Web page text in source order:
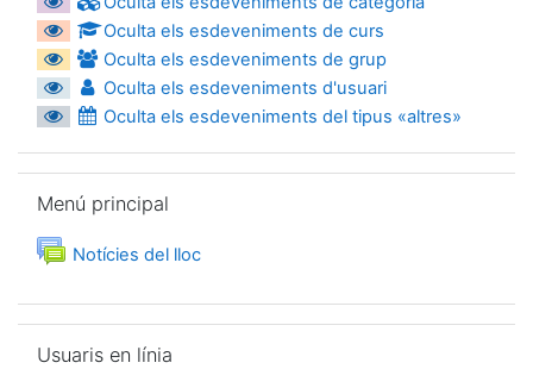
Oculta els esdeveniments de curs
Oculta els esdeveniments de grup
Oculta els esdeveniments d'usuari
Oculta els esdeveniments del tipus «altres»
Menú principal
Notícies del lloc
Usuaris en línia